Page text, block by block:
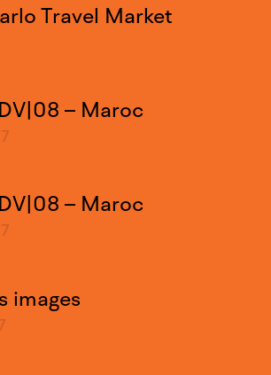
Travel Market
– Maroc
– Maroc
images